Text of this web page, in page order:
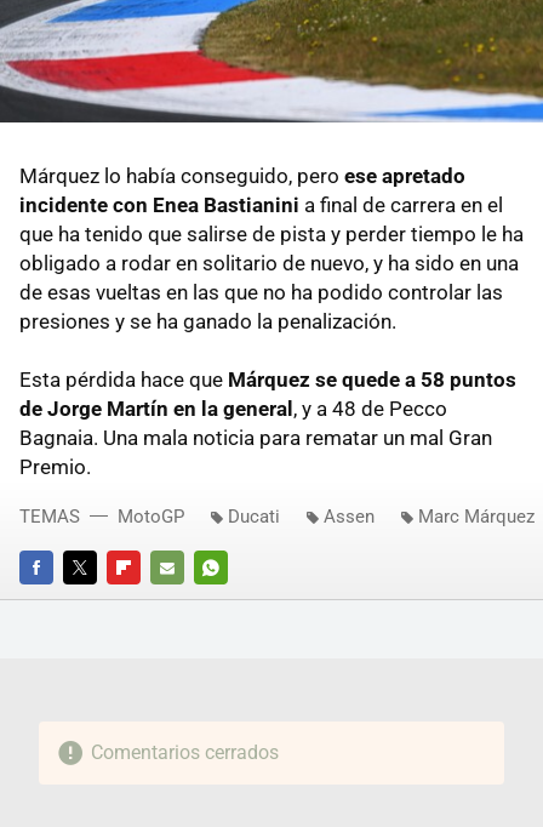
Márquez lo había conseguido, pero ese apretado
incidente con Enea Bastianini a final de carrera en el
que ha tenido que salirse de pista y perder tiempo le ha
obligado a rodar en solitario de nuevo, y ha sido en una
de esas vueltas en las que no ha podido controlar las
presiones y se ha ganado la penalización.
Esta pérdida hace que Márquez se quede a 58 puntos
de Jorge Martín en la general , y a 48 de Pecco
Bagnaia. Una mala noticia para rematar un mal Gran
Premio.
FACEBOOKTWITTERFLIPBOARD
E-
WHATSAPP
TEMAS MotoGP Ducati Assen Marc Márquez
Comentarios cerrados